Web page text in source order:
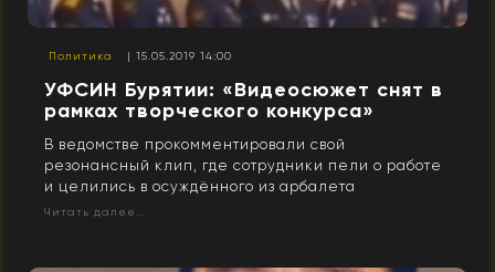
Политика | 15.05.2019 14:00
УФСИН Бурятии: «Видеосюжет снят в
рамках творческого конкурса»
В ведомстве прокомментировали свой
резонансный клип, где сотрудники пели о работе
и целились в осуждённого из арбалета
Читать далее...